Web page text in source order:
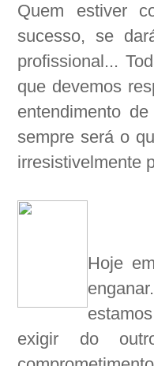
Quem estiver
sucesso, se
profissional...
que devemos
entendimento
sempre será o
irresistivelmente
Hoje
exigir do